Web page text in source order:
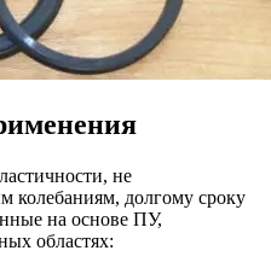
не
колебаниям, долгому сроку
на основе ПУ,
областях: